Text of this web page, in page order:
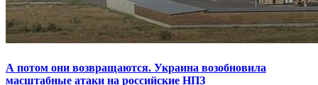
А потом они возвращаются. Украина возобновила
масштабные атаки на российские НПЗ